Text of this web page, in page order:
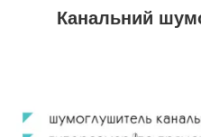
Канальний